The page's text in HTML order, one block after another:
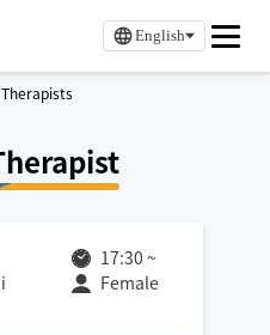
English
17:30 ~
Female